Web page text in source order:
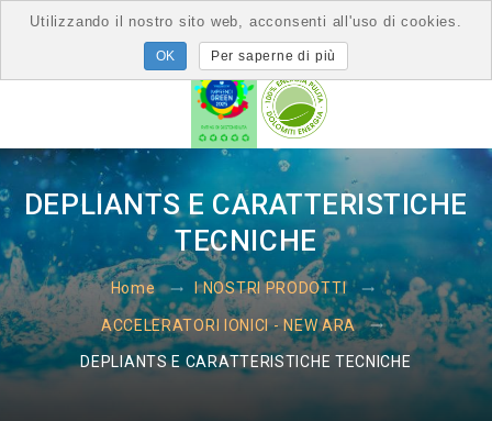
DEPLIANTS E CARATTERISTICHE
TECNICHE
Home I NOSTRI PRODOTTI
ACCELERATORI IONICI - NEW ARA
DEPLIANTS E CARATTERISTICHE TECNICHE
Utilizzando il nostro sito web, acconsenti all'uso di cookies.
Per saperne di più